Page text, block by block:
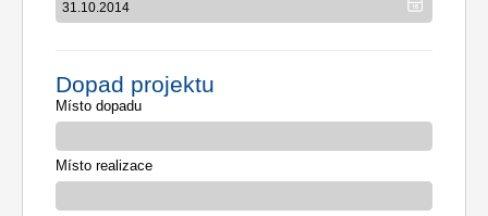
Dopad projektu
Místo dopadu
Místo realizace